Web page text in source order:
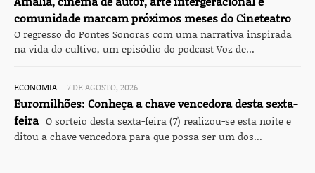
comunidade marcam próximos meses do Cineteatro
O regresso do Pontes Sonoras com uma narrativa inspirada
na vida do cultivo, um episódio do podcast Voz de...
ECONOMIA 7 DE AGOSTO, 2026
Euromilhões: Conheça a chave vencedora desta sexta-
feira O sorteio desta sexta-feira (7) realizou-se esta noite e
ditou a chave vencedora para que possa ser um dos...